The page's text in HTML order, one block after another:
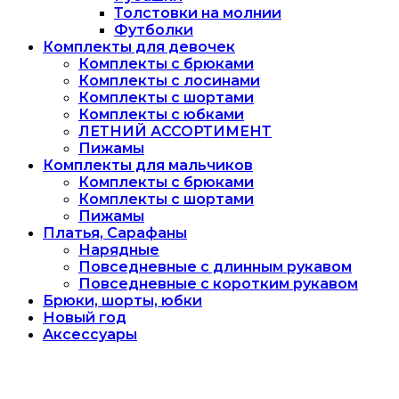
Толстовки на молнии
Футболки
Комплекты для девочек
Комплекты с брюками
Комплекты с лосинами
Комплекты с шортами
Комплекты с юбками
ЛЕТНИЙ АССОРТИМЕНТ
Пижамы
Комплекты для мальчиков
Комплекты с брюками
Комплекты с шортами
Пижамы
Платья, Сарафаны
Нарядные
Повседневные с длинным рукавом
Повседневные с коротким рукавом
Брюки, шорты, юбки
Новый год
Аксессуары